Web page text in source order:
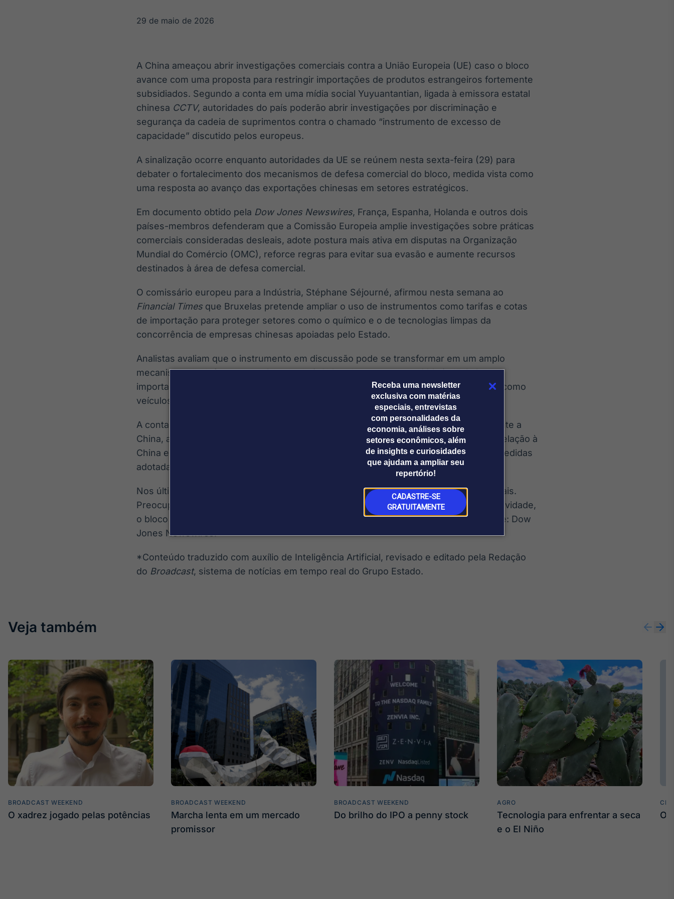
Receba uma newsletter
exclusiva com matérias
especiais, entrevistas
com personalidades da
economia, análises sobre
setores econômicos, além
de insights e curiosidades
que ajudam a ampliar seu
repertório!
CADASTRE-SE
GRATUITAMENTE
Plataforma para
negociação de
APIs para
integração de
Broadcast
Radar
Monitoramento
inteligente de
conteúdos
Broadcast
Fundos
A melhor
plataforma para
analisar fundos
de investimento
no Brasil
IA
Em breve
BroadFast
Em breve
Gestão de
Investimentos
Em breve
Tokenização
de ativos
Em breve
Crédito
Em breve
29 de maio de 2026
A China ameaçou abrir investigações comerciais contra a União Europeia (UE) caso o bloco
avance com uma proposta para restringir importações de produtos estrangeiros fortemente
subsidiados. Segundo a conta em uma mídia social Yuyuantantian, ligada à emissora estatal
chinesa CCTV, autoridades do país poderão abrir investigações por discriminação e
segurança da cadeia de suprimentos contra o chamado “instrumento de excesso de
capacidade” discutido pelos europeus.
A sinalização ocorre enquanto autoridades da UE se reúnem nesta sexta-feira (29) para
debater o fortalecimento dos mecanismos de defesa comercial do bloco, medida vista como
uma resposta ao avanço das exportações chinesas em setores estratégicos.
Em documento obtido pela Dow Jones Newswires, França, Espanha, Holanda e outros dois
países-membros defenderam que a Comissão Europeia amplie investigações sobre práticas
comerciais consideradas desleais, adote postura mais ativa em disputas na Organização
Mundial do Comércio (OMC), reforce regras para evitar sua evasão e aumente recursos
destinados à área de defesa comercial.
O comissário europeu para a Indústria, Stéphane Séjourné, afirmou nesta semana ao
Financial Times que Bruxelas pretende ampliar o uso de instrumentos como tarifas e cotas
de importação para proteger setores como o químico e o de tecnologias limpas da
concorrência de empresas chinesas apoiadas pelo Estado.
Analistas avaliam que o instrumento em discussão pode se transformar em um amplo
mecanismo de defesa comercial voltado à China. A proposta permitiria à UE limitar
importações e impor tarifas setoriais, afetando exportações chinesas de segmentos como
veículos elétricos, aço e painéis solares.
A conta Yuyuantantian afirmou que, embora a UE não tenha mencionado explicitamente a
China, a iniciativa tem o país como alvo. “A política econômica e comercial da UE em relação à
China está seguindo um caminho cada vez mais radical”, escreveu a conta, citando medidas
adotadas pelo bloco neste ano, incluindo a Lei do Acelerador Industrial.
Nos últimos anos, China e UE têm trocado medidas retaliatórias em disputas comerciais.
Preocupado com o impacto de produtos chineses de baixo custo sobre sua competitividade,
o bloco europeu abriu diversas investigações contra empresas do país asiático. Fonte: Dow
Jones Newswires.
*Conteúdo traduzido com auxílio de Inteligência Artificial, revisado e editado pela Redação
do Broadcast, sistema de notícias em tempo real do Grupo Estado.
Veja também
BROADCAST WEEKEND
O xadrez jogado pelas potências
BROADCAST WEEKEND
Marcha lenta em um mercado
promissor
BROADCAST WEEKEND
Do brilho do IPO a penny stock
AGRO
Tecnologia para enfrentar a seca
e o El Niño
O